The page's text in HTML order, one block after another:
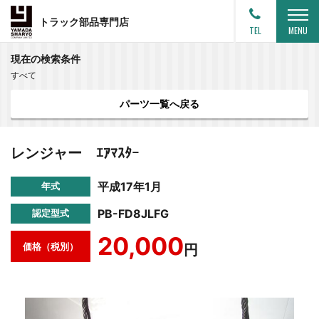
トラック部品専門店
TEL MENU
現在の検索条件
すべて
パーツ一覧へ戻る
レンジャー ｴｱﾏｽﾀｰ
年式 平成17年1月
認定型式 PB-FD8JLFG
価格（税別） 20,000 円